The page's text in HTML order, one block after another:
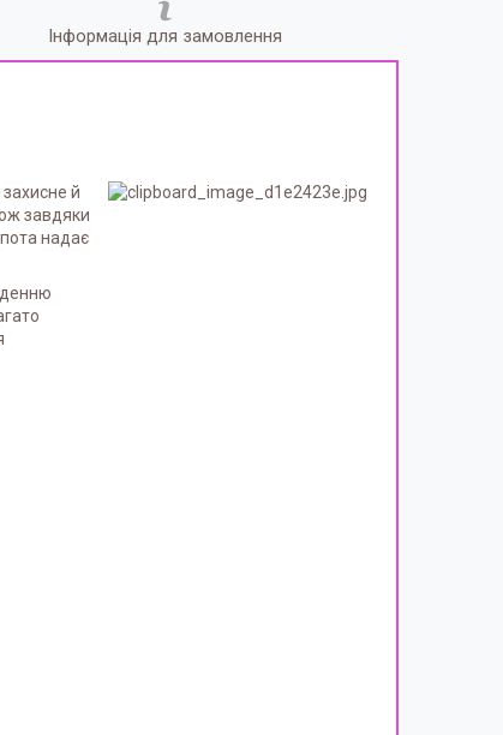
Інформація для замовлення
й
завдяки
надає